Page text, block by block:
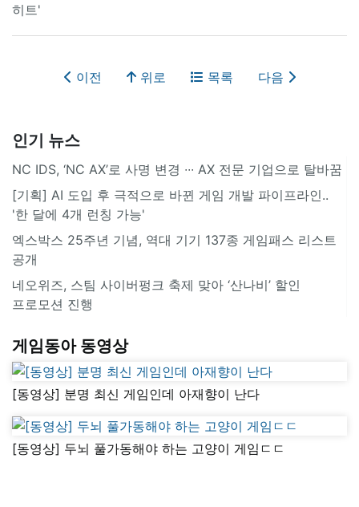
히트'
이전 위로 목록 다음
인기 뉴스
NC IDS, ‘NC AX’로 사명 변경 ∙∙∙ AX 전문 기업으로 탈바꿈
[기획] AI 도입 후 극적으로 바뀐 게임 개발 파이프라인..
'한 달에 4개 런칭 가능'
엑스박스 25주년 기념, 역대 기기 137종 게임패스 리스트
공개
네오위즈, 스팀 사이버펑크 축제 맞아 ‘산나비’ 할인
프로모션 진행
게임동아 동영상
[동영상] 분명 최신 게임인데 아재향이 난다
[동영상] 두뇌 풀가동해야 하는 고양이 게임ㄷㄷ